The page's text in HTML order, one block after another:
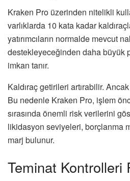
Kraken Pro üzerinden nitelikli
varlıklarda 10 kata kadar
yatırımcıların normalde mevcut
destekleyeceğinden daha büyük
imkan tanır.
Kaldıraç getirileri artırabilir.
Bu nedenle Kraken Pro, işlem
sırasında önemli risk verilerini
likidasyon seviyeleri, borçlanma
marj bulunur.
Teminat Kontrolleri